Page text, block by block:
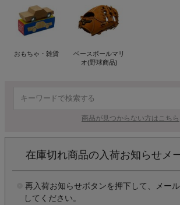
おもちゃ・雑貨
ベースボールマリ
オ(野球商品)
商品が見つからない方はこちら
在庫切れ商品の入荷お知らせメ
再入荷お知らせボタンを押下して、メー
してください。